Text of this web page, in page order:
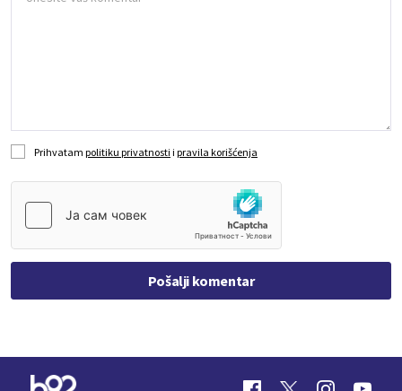
Prihvatam politiku privatnosti i pravila korišćenja
Pošalji komentar